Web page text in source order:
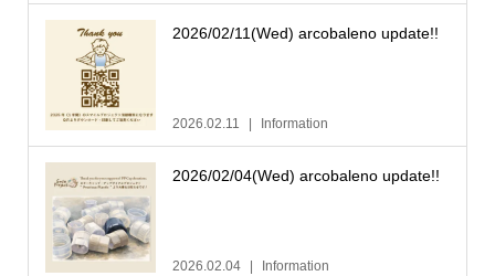
2026/02/11(Wed) arcobaleno update!!
2026.02.11 Information
2026/02/04(Wed) arcobaleno update!!
2026.02.04 Information